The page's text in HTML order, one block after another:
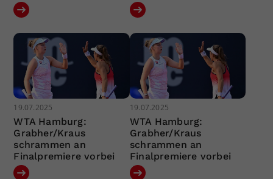
19.07.2025
WTA Hamburg:
Grabher/Kraus
schrammen an
Finalpremiere vorbei
19.07.2025
WTA Hamburg:
Grabher/Kraus
schrammen an
Finalpremiere vorbei